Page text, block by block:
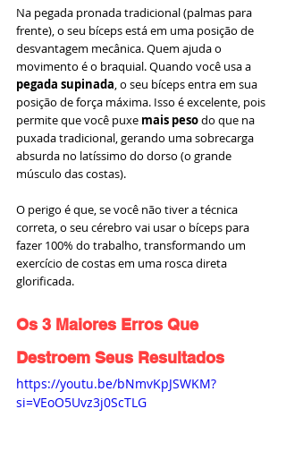
Na pegada pronada tradicional (palmas para
frente), o seu bíceps está em uma posição de
desvantagem mecânica. Quem ajuda o
movimento é o braquial. Quando você usa a
pegada supinada, o seu bíceps entra em sua
posição de força máxima. Isso é excelente, pois
permite que você puxe mais peso do que na
puxada tradicional, gerando uma sobrecarga
absurda no latíssimo do dorso (o grande
músculo das costas).
O perigo é que, se você não tiver a técnica
correta, o seu cérebro vai usar o bíceps para
fazer 100% do trabalho, transformando um
exercício de costas em uma rosca direta
glorificada.
Os 3 Maiores Erros Que
Destroem Seus Resultados
https://youtu.be/bNmvKpJSWKM?
si=VEoO5Uvz3j0ScTLG